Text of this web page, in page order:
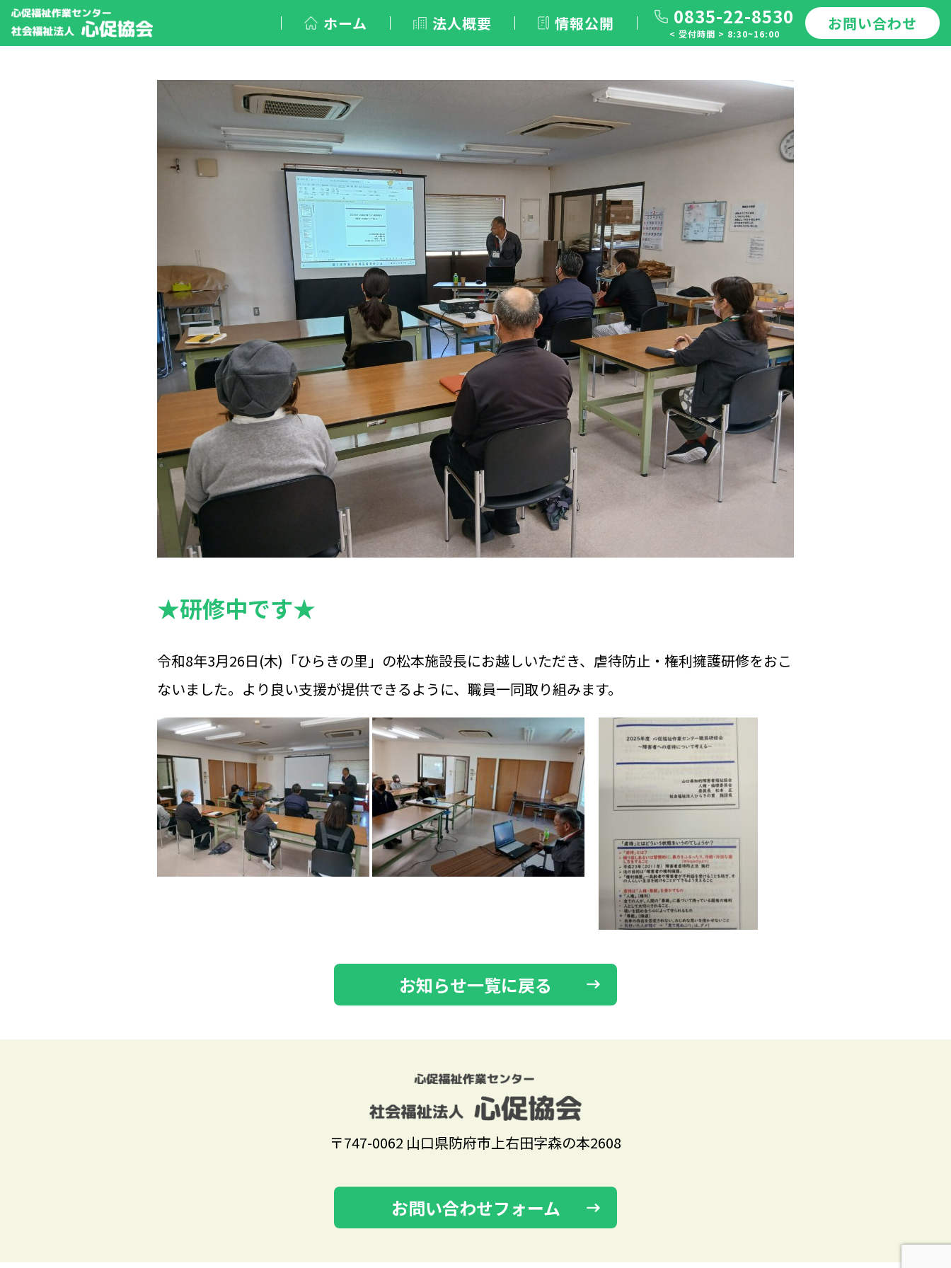
ホーム 法人概要 情報公開 0835-22-8530
< 受付時間 > 8:30~16:00 お問い合わせ
★研修中です★
令和8年3月26日(木)「ひらきの里」の松本施設長にお越しいただき、虐待防止・権利擁護研修をおこ
ないました。より良い支援が提供できるように、職員一同取り組みます。
お知らせ一覧に戻る
〒747-0062 山口県防府市上右田字森の本2608
お問い合わせフォーム